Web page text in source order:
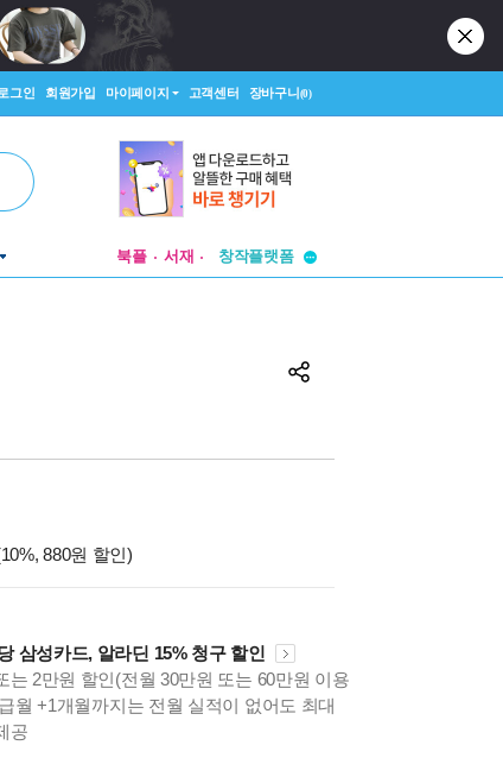
로그인 회원가입 마이페이지 고객센터 장바구니(0)
북플 서재
창작플랫폼
880원 할인)
삼성카드, 알라딘 15% 청구 할인
는 2만원 할인(전월 30만원 또는 60만원 이용
월 +1개월까지는 전월 실적이 없어도 최대
공